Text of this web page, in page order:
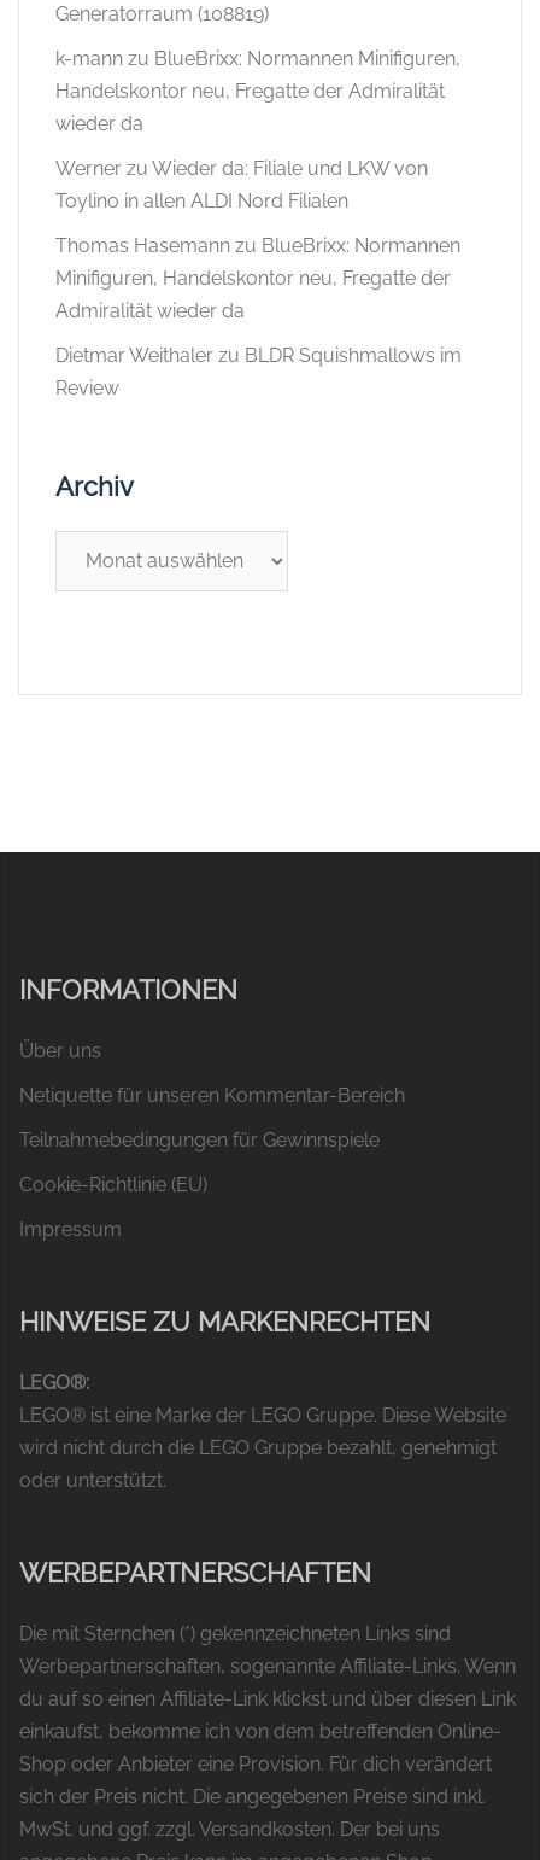
Generatorraum (108819)
k-mann zu BlueBrixx: Normannen Minifiguren,
Handelskontor neu, Fregatte der Admiralität
wieder da
Werner zu Wieder da: Filiale und LKW von
Toylino in allen ALDI Nord Filialen
Thomas Hasemann zu BlueBrixx: Normannen
Minifiguren, Handelskontor neu, Fregatte der
Admiralität wieder da
Dietmar Weithaler zu BLDR Squishmallows im
Review
Archiv
INFORMATIONEN
Über uns
Netiquette für unseren Kommentar-Bereich
Teilnahmebedingungen für Gewinnspiele
Cookie-Richtlinie (EU)
Impressum
HINWEISE ZU MARKENRECHTEN
LEGO®:
LEGO® ist eine Marke der LEGO Gruppe. Diese Website
wird nicht durch die LEGO Gruppe bezahlt, genehmigt
oder unterstützt.
WERBEPARTNERSCHAFTEN
Die mit Sternchen (*) gekennzeichneten Links sind
Werbepartnerschaften, sogenannte Affiliate-Links. Wenn
du auf so einen Affiliate-Link klickst und über diesen Link
einkaufst, bekomme ich von dem betreffenden Online-
Shop oder Anbieter eine Provision. Für dich verändert
sich der Preis nicht. Die angegebenen Preise sind inkl.
MwSt. und ggf. zzgl. Versandkosten. Der bei uns